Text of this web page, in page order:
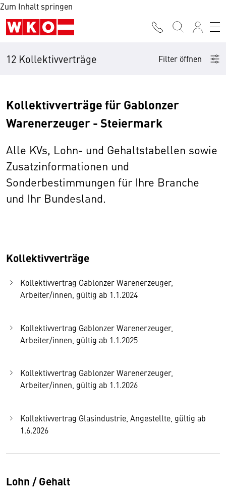
Zum Inhalt springen
12 Kollektivverträge Filter öffnen
Kollektivverträge für Gablonzer
Warenerzeuger - Steiermark
Alle KVs, Lohn- und Gehaltstabellen sowie
Zusatzinformationen und
Sonderbestimmungen für Ihre Branche
und Ihr Bundesland.
Kollektivverträge
Kollektivvertrag Gablonzer Warenerzeuger,
Arbeiter/innen, gültig ab 1.1.2024
Kollektivvertrag Gablonzer Warenerzeuger,
Arbeiter/innen, gültig ab 1.1.2025
Kollektivvertrag Gablonzer Warenerzeuger,
Arbeiter/innen, gültig ab 1.1.2026
Kollektivvertrag Glasindustrie, Angestellte, gültig ab
1.6.2026
Lohn / Gehalt